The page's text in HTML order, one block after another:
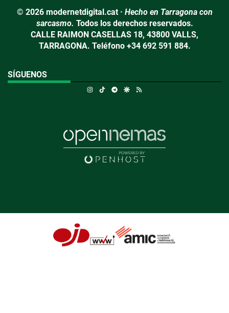
© 2026 modernetdigital.cat · Hecho en Tarragona con
sarcasmo. Todos los derechos reservados.
CALLE RAIMON CASELLAS 18, 43800 VALLS,
TARRAGONA. Teléfono +34 692 591 884.
SÍGUENOS
Instagram
TikTokTelegramGoogle Discover